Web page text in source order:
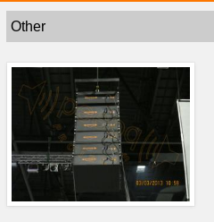
Other